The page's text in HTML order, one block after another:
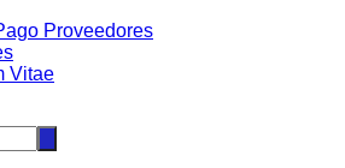
Proveedores
Vitae